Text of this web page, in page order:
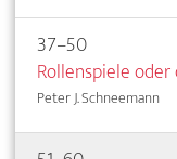
37–50
Rollenspiele
Peter J. Schneemann